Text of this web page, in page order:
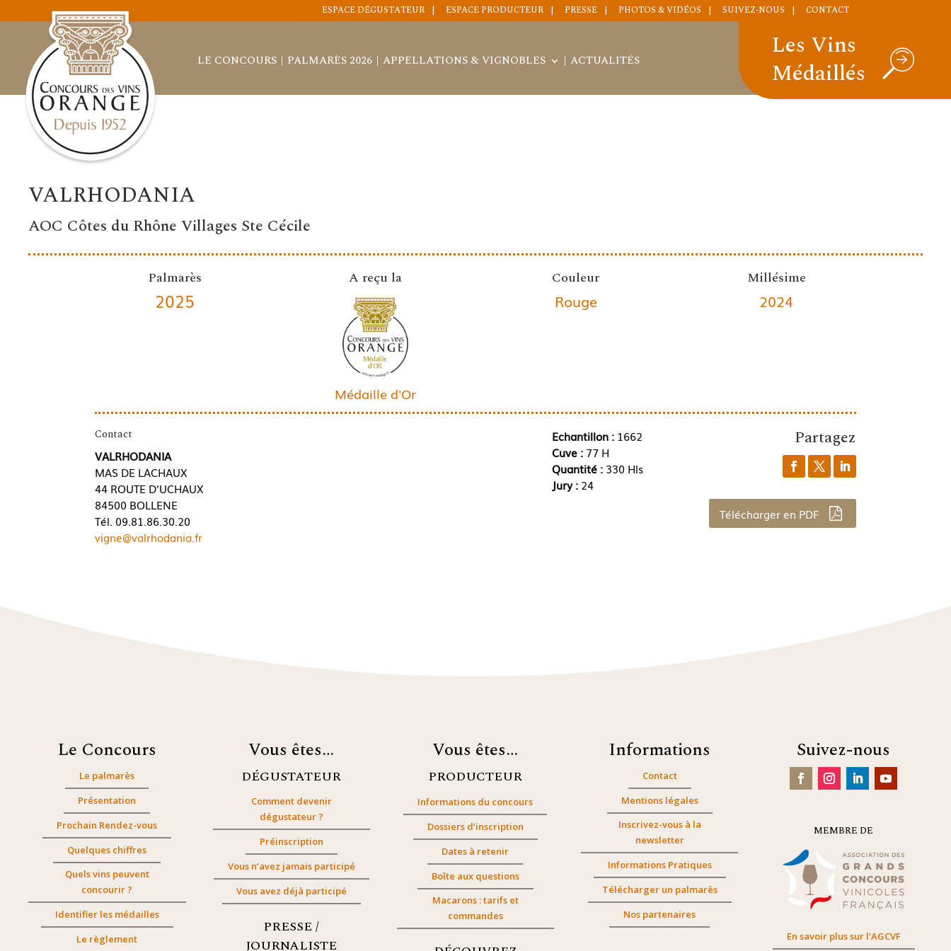
ESPACE DÉGUSTATEUR ESPACE PRODUCTEUR PRESSE PHOTOS & VIDÉOS SUIVEZ-NOUS CONTACT
LE CONCOURS PALMARÈS 2026 APPELLATIONS & VIGNOBLES ACTUALITÉS
Les Vins
Médaillés
VALRHODANIA
AOC Côtes du Rhône Villages Ste Cécile
Palmarès
2025
A reçu la
Médaille d'Or
Couleur
Rouge
Millésime
2024
Contact
VALRHODANIA
MAS DE LACHAUX
44 ROUTE D'UCHAUX
84500 BOLLENE
Tél. 09.81.86.30.20
vigne@valrhodania.fr
Echantillon :1662
Cuve : 77 H
Quantité : 330 Hls
Jury : 24
Partagez
Télécharger en PDF
Le Concours
Le palmarès
Présentation
Prochain Rendez-vous
Quelques chiffres
Quels vins peuvent
concourir ?
Identifier les médailles
Le règlement
Vous êtes…
DÉGUSTATEUR
Comment devenir
dégustateur ?
Préinscription
Vous n’avez jamais participé
Vous avez déjà participé
PRESSE /
JOURNALISTE
Vous êtes…
PRODUCTEUR
Informations du concours
Dossiers d’inscription
Dates à retenir
Boîte aux questions
Macarons : tarifs et
commandes
Informations
Contact
Mentions légales
Inscrivez-vous à la
newsletter
Informations Pratiques
Télécharger un palmarès
Nos partenaires
Suivez-nous
MEMBRE DE
En savoir plus sur l'AGCVF